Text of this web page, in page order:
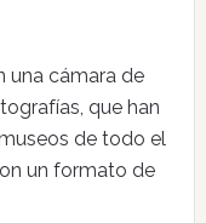
una cámara de
que han
de todo el
un formato de